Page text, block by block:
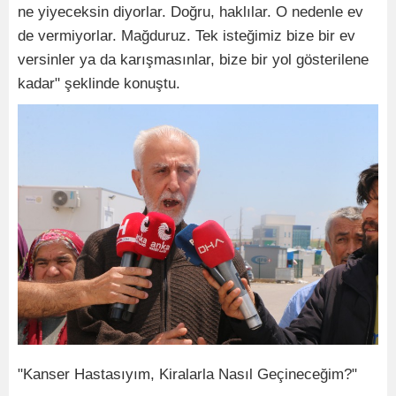
ne yiyeceksin diyorlar. Doğru, haklılar. O nedenle ev
de vermiyorlar. Mağduruz. Tek isteğimiz bize bir ev
versinler ya da karışmasınlar, bize bir yol gösterilene
kadar" şeklinde konuştu.
"Kanser Hastasıyım, Kiralarla Nasıl Geçineceğim?"